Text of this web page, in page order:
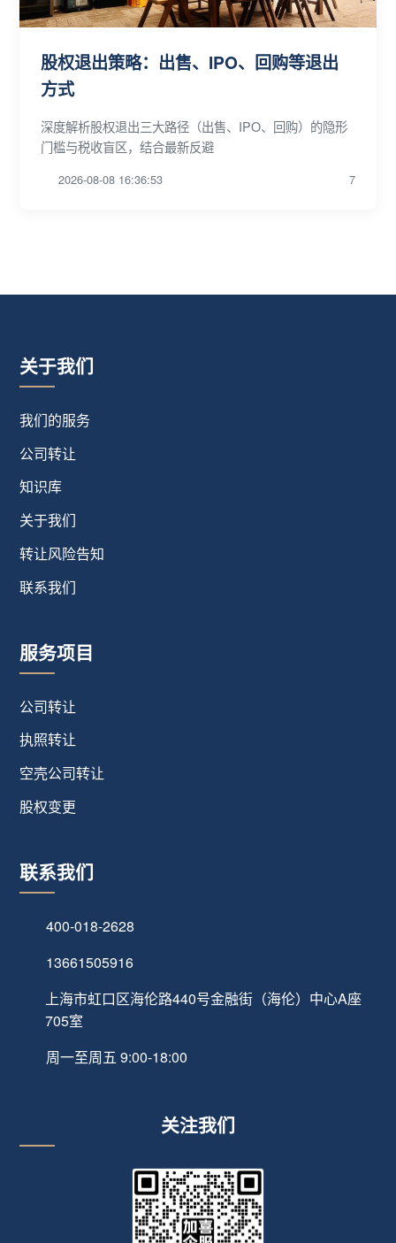
股权退出策略：出售、IPO、回购等退出
方式
深度解析股权退出三大路径（出售、IPO、回购）的隐形
门槛与税收盲区，结合最新反避
2026-08-08 16:36:53 7
关于我们
我们的服务
公司转让
知识库
关于我们
转让风险告知
联系我们
服务项目
公司转让
执照转让
空壳公司转让
股权变更
联系我们
400-018-2628
13661505916
上海市虹口区海伦路440号金融街（海伦）中心A座
705室
周一至周五 9:00-18:00
关注我们